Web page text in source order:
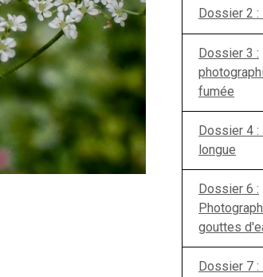
Dossier 2 :
Dossier 3 :
fumée
Dossier 4 :
longue
Dossier 6 :
gouttes
Dossier 7 :